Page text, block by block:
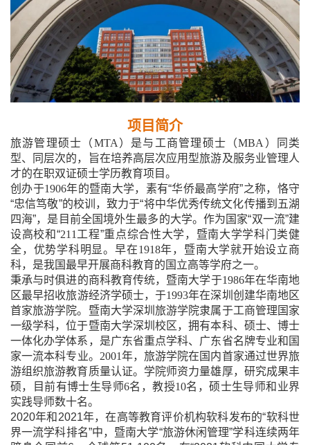
项目简介
旅游管理硕士（MTA ）是与工商管理硕士（MBA ）同类
型、同层次的，旨在培养高层次应用型旅游及服务业管理人
才的在职双证硕士学历教育项目。
创办于1906年的暨南大学，素有“华侨最高学府”之称，恪守
“忠信笃敬”的校训，致力于“将中华优秀传统文化传播到五湖
四海”，是目前全国境外生最多的大学。作为国家“双一流”建
设高校和“211 工程”重点综合性大学，暨南大学学科门类健
全，优势学科明显。早在1918年，暨南大学就开始设立商
科，是我国最早开展商科教育的国立高等学府之一。
秉承与时俱进的商科教育传统，暨南大学于1986年在华南地
区最早招收旅游经济学硕士，于1993年在深圳创建华南地区
首家旅游学院。暨南大学深圳旅游学院隶属于工商管理国家
一级学科，位于暨南大学深圳校区，拥有本科、硕士、博士
一体化办学体系，是广东省重点学科、广东省名牌专业和国
家一流本科专业。 2001年，旅游学院在国内首家通过世界旅
游组织旅游教育质量认证。学院师资力量雄厚，研究成果丰
硕，目前有博士生导师6名，教授10名，硕士生导师和业界
实践导师数十名。
2020年和 2021年，在高等教育评价机构软科发布的“软科世
界一流学科排名”中，暨南大学“旅游休闲管理”学科连续两年